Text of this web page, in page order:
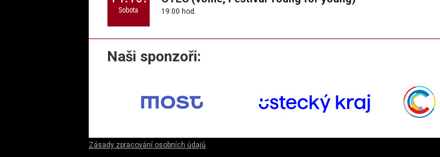
Sobota 19:00 hod.
Naši sponzoři:
Zásady zpracování osobních údajů